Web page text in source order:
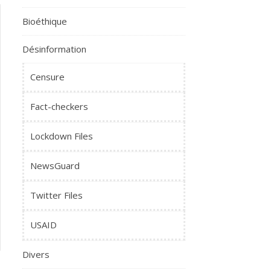
Bioéthique
Désinformation
Censure
Fact-checkers
Lockdown Files
NewsGuard
Twitter Files
USAID
Divers